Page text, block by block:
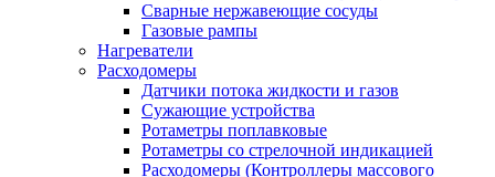
Сварные нержавеющие сосуды
Газовые рампы
Нагреватели
Расходомеры
Датчики потока жидкости и газов
Сужающие устройства
Ротаметры поплавковые
Ротаметры со стрелочной индикацией
Расходомеры (Контроллеры массового